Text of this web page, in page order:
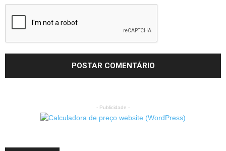
- Publicidade -